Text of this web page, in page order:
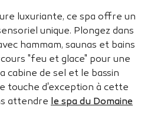
luxuriante, ce spa offre un
unique. Plongez dans
hammam, saunas et bains
"feu et glace" pour une
cabine de sel et le bassin
touche d'exception à cette
attendre le spa du Domaine